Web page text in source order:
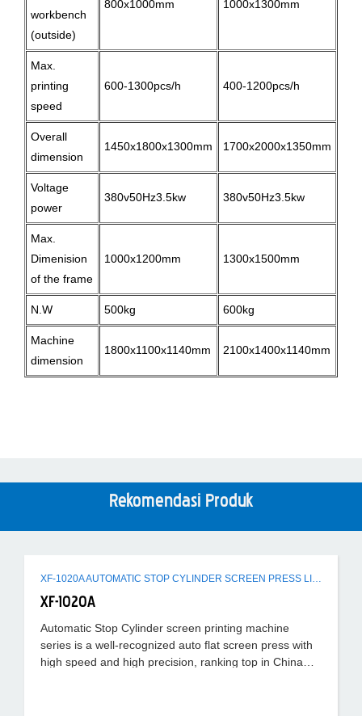
workbench
(outside)
800x1000mm 1000x1300mm
Max.
printing
speed
600-1300pcs/h 400-1200pcs/h
Overall
dimension
1450x1800x1300mm 1700x2000x1350mm
Voltage
power
380v50Hz3.5kw 380v50Hz3.5kw
Max.
Dimenision
of the frame
1000x1200mm 1300x1500mm
N.W 500kg 600kg
Machine
dimension
1800x1100x1140mm 2100x1400x1140mm
Rekomendasi Produk
XF-1020A AUTOMATIC STOP CYLINDER SCREEN PRESS LINE
XF-1020A
Automatic Stop Cylinder screen printing machine
series is a well-recognized auto flat screen press with
high speed and high precision, ranking top in China